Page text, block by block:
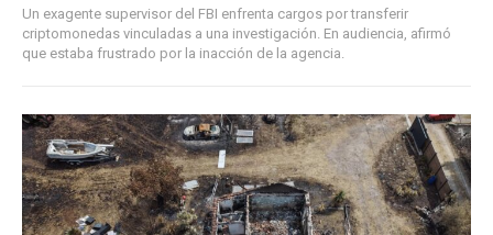
Un exagente supervisor del FBI enfrenta cargos por transferir
criptomonedas vinculadas a una investigación. En audiencia, afirmó
que estaba frustrado por la inacción de la agencia.